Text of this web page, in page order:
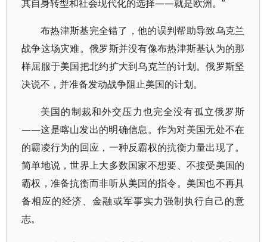
其自身转型和社会现代化的选择——就是欧洲。”
布热津斯基完全错了，他的误判帮助导致乌克兰
战争这场灾难。俄罗斯并没有像布热津斯基认为的那
样屈服于美国把北约扩大到乌克兰的计划。俄罗斯坚
决说不，并准备发动战争阻止美国的计划。
美国的制裁和外交压力也完全没有孤立俄罗斯
——这是喀山发出的明确信息。作为对美国无处不在
的霸凌行为的回应，一种反霸权的抗衡力量出现了。
简单地说，世界上大多数国家不想要、不接受美国的
霸权，准备抗衡而非听从美国的指令。美国也不再具
备相应的经济、金融或军事实力强制执行自己的意
志。